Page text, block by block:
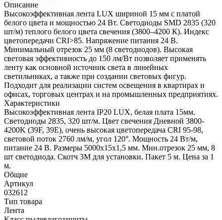
Описание
Высокоэффективная лента LUX шириной 15 мм с платой
белого цвета и мощностью 24 Вт. Светодиоды SMD 2835 (320
шт/м) теплого белого цвета свечения (3800–4200 К). Индекс
цветопередачи CRI>85. Напряжение питания 24 В.
Минимальный отрезок 25 мм (8 светодиодов). Высокая
световая эффективность до 150 лм/Вт позволяет применять
ленту как основной источник света в линейных
светильниках, а также при создании световых фигур.
Подходит для реализации систем освещения в квартирах и
офисах, торговых центрах и на промышленных предприятиях.
Характеристики
Высокоэффективная лента IP20 LUX, белая плата 15мм.
Светодиоды 2835, 320 шт/м. Цвет свечения Дневной 3800-
4200K (39F, 39E), очень высокая цветопередача CRI 95-98,
световой поток 2760 лм/м, угол 120°. Мощность 24 Вт/м,
питание 24 В. Размеры 5000х15х1,5 мм. Мин.отрезок 25 мм, 8
шт светодиода. Скотч 3М для установки. Пакет 5 м. Цена за 1
м.
Общие
Артикул
032612
Тип товара
Лента